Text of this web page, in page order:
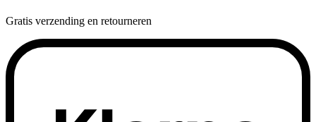
Gratis verzending en retourneren